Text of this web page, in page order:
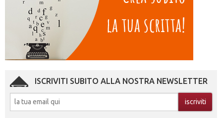
ISCRIVITI SUBITO ALLA NOSTRA NEWSLETTER